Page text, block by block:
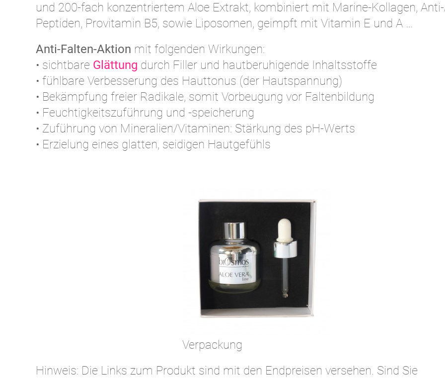
und 200-fach konzentriertem Aloe Extrakt, kombiniert mit Marine-Kollagen,
Peptiden, Provitamin B5, sowie Liposomen, geimpft mit Vitamin E und A …
Anti-Falten-Aktion mit folgenden Wirkungen:
• sichtbare Glättung durch Filler und hautberuhigende Inhaltsstoffe
• fühlbare Verbesserung des Hauttonus (der Hautspannung)
• Bekämpfung freier Radikale, somit Vorbeugung vor Faltenbildung
• Feuchtigkeitszuführung und -speicherung
• Zuführung von Mineralien/Vitaminen: Stärkung des pH-Werts
• Erzielung eines glatten, seidigen Hautgefühls
Verpackung
Hinweis: Die Links zum Produkt sind mit den Endpreisen versehen. Sind Sie